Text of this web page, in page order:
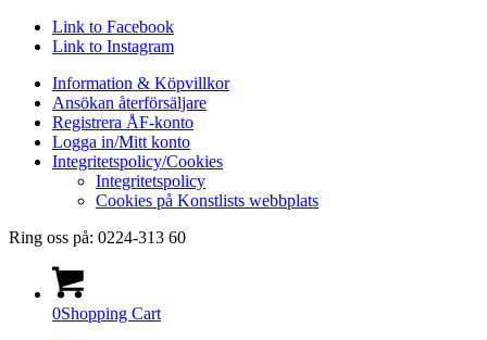
Link to Facebook
Link to Instagram
Information & Köpvillkor
Ansökan återförsäljare
Registrera ÅF-konto
Logga in/Mitt konto
Integritetspolicy/Cookies
Integritetspolicy
Cookies på Konstlists webbplats
Ring oss på: 0224-313 60
0Shopping Cart